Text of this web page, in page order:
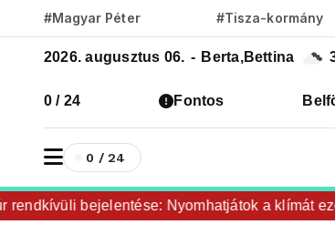
#Magyar Péter #Tisza-kormány
2026. augusztus 06. - Berta,Bettina
0 / 24 Fontos
0 / 24
bejelentése: Nyomhatjátok a klímát